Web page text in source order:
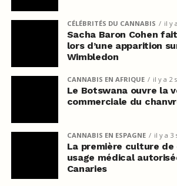
CÉLÉBRITÉS DU CANNABIS il y
Sacha Baron Cohen
lors d’une apparition
Wimbledon
CANNABIS EN AFRIQUE il y a 2
Le Botswana ouvre la
commerciale du
CANNABIS EN ESPAGNE il y a 3
La première culture de
usage médical
Canaries